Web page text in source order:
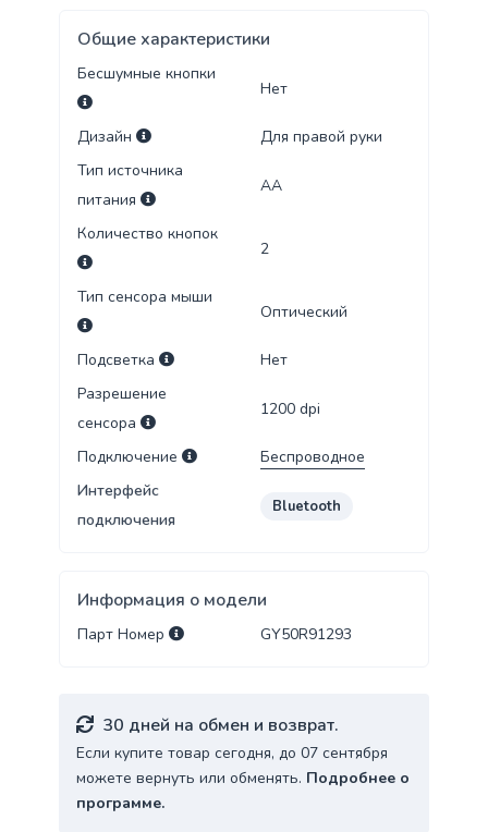
Общие характеристики
Бесшумные кнопки
Нет
Дизайн
Для правой руки
Тип источника
питания
AA
Количество кнопок
2
Тип сенсора мыши
Оптический
Подсветка
Нет
Разрешение
сенсора
1200 dpi
Подключение
Беспроводное
Интерфейс
подключения
Bluetooth
Информация о модели
Парт Номер GY50R91293
30 дней на обмен и возврат.
Если купите товар сегодня, до 07 сентября
можете вернуть или обменять. Подробнее о
программе.